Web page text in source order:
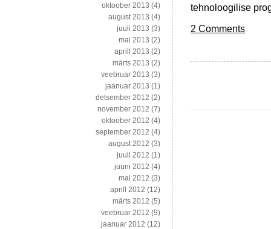
tehnoloogilise
2 Comments
oktoober 2013 (4)
august 2013 (4)
juuli 2013 (3)
mai 2013 (2)
aprill 2013 (2)
märts 2013 (2)
veebruar 2013 (3)
jaanuar 2013 (1)
detsember 2012 (2)
november 2012 (7)
oktoober 2012 (4)
september 2012 (4)
august 2012 (3)
juuli 2012 (1)
juuni 2012 (4)
mai 2012 (3)
aprill 2012 (12)
märts 2012 (5)
veebruar 2012 (9)
jaanuar 2012 (12)